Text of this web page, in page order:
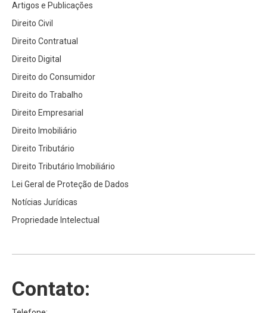
Artigos e Publicações
Direito Civil
Direito Contratual
Direito Digital
Direito do Consumidor
Direito do Trabalho
Direito Empresarial
Direito Imobiliário
Direito Tributário
Direito Tributário Imobiliário
Lei Geral de Proteção de Dados
Notícias Jurídicas
Propriedade Intelectual
Contato: